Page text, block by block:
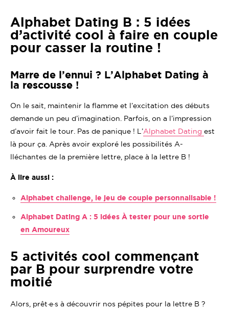
Alphabet Dating B : 5 idées
d’activité cool à faire en couple
pour casser la routine !
Marre de l’ennui ? L’Alphabet Dating à
la rescousse !
On le sait, maintenir la flamme et l’excitation des débuts
demande un peu d’imagination. Parfois, on a l’impression
d’avoir fait le tour. Pas de panique ! L’Alphabet Dating est
là pour ça. Après avoir exploré les possibilités A-
lléchantes de la première lettre, place à la lettre B !
À lire aussi :
Alphabet challenge, le jeu de couple personnalisable !
Alphabet Dating A : 5 idées À tester pour une sortie
en Amoureux
5 activités cool commençant
par B pour surprendre votre
moitié
Alors, prêt·e·s à découvrir nos pépites pour la lettre B ?